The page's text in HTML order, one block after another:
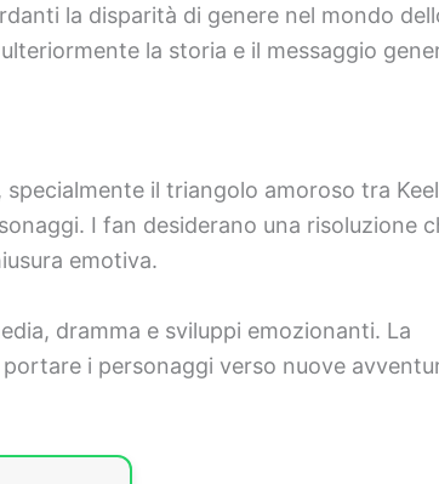
la disparità di genere nel mondo
la storia e il messaggio
il triangolo amoroso tra
I fan desiderano una risoluzione
emotiva.
dramma e sviluppi emozionanti. La
i personaggi verso nuove